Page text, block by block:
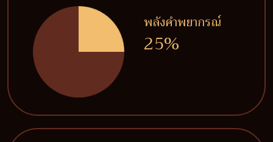
พลังคำพยากรณ์
25%